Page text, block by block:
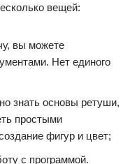
вещей:
вы можете
Нет единого
знать основы ретуши,
простыми
фигур и цвет;
с программой.